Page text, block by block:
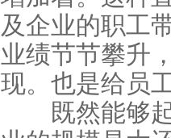
及企业的职工
业绩节节攀升
现。也是给员
既然能够起